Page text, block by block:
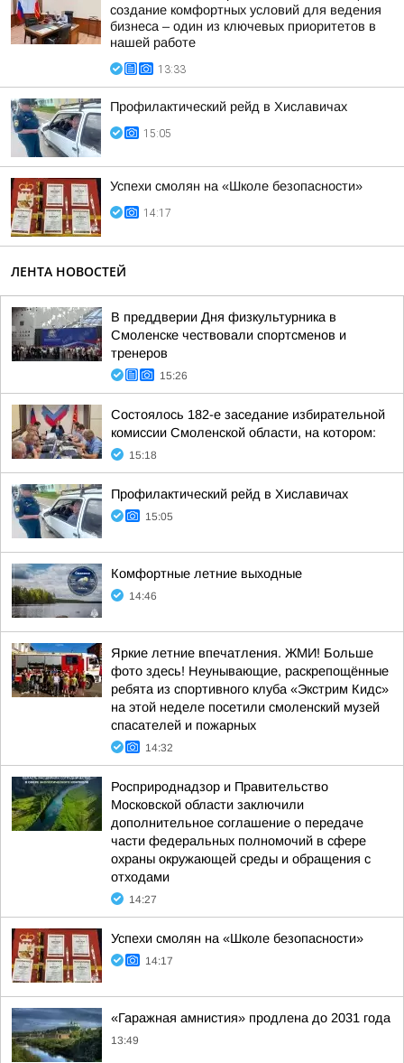
создание комфортных условий для ведения
бизнеса – один из ключевых приоритетов в
нашей работе
13:33
Профилактический рейд в Хиславичах
15:05
Успехи смолян на «Школе безопасности»
14:17
ЛЕНТА НОВОСТЕЙ
В преддверии Дня физкультурника в
Смоленске чествовали спортсменов и
тренеров
15:26
Состоялось 182-е заседание избирательной
комиссии Смоленской области, на котором:
15:18
Профилактический рейд в Хиславичах
15:05
Комфортные летние выходные
14:46
Яркие летние впечатления. ЖМИ! Больше
фото здесь! Неунывающие, раскрепощённые
ребята из спортивного клуба «Экстрим Кидс»
на этой неделе посетили смоленский музей
спасателей и пожарных
14:32
Росприроднадзор и Правительство
Московской области заключили
дополнительное соглашение о передаче
части федеральных полномочий в сфере
охраны окружающей среды и обращения с
отходами
14:27
Успехи смолян на «Школе безопасности»
14:17
«Гаражная амнистия» продлена до 2031 года
13:49